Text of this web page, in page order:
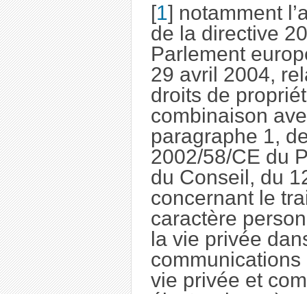
[1] notamment
de la directive
Parlement
29 avril 2004,
droits de
combinaison
paragraphe 1,
2002/58/CE du
du Conseil, du
concernant le
caractère
la vie privée
vie privée et